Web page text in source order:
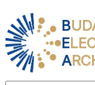
B
E
A